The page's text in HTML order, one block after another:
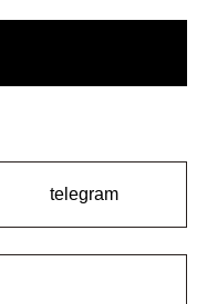
telegram